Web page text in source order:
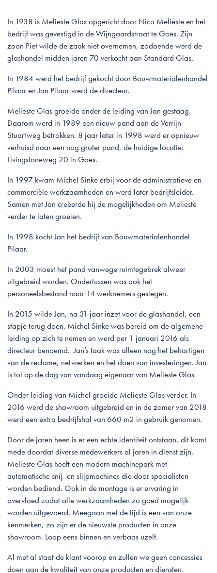
In 1938 is Melieste Glas opgericht door Nico Melieste en het
bedrijf was gevestigd in de Wijngaardstraat te Goes. Zijn
zoon Piet wilde de zaak niet overnemen, zodoende werd de
glashandel midden jaren 70 verkocht aan Standard Glas.
In 1984 werd het bedrijf gekocht door Bouwmaterialenhandel
Pilaar en Jan Pilaar werd de directeur.
Melieste Glas groeide onder de leiding van Jan gestaag.
Daarom werd in 1989 een nieuw pand aan de Verrijn
Stuartweg betrokken. 8 jaar later in 1998 werd er opnieuw
verhuisd naar een nog groter pand, de huidige locatie:
Livingstoneweg 20 in Goes.
In 1997 kwam Michel Sinke erbij voor de administratieve en
commerciële werkzaamheden en werd later bedrijfsleider.
Samen met Jan creëerde hij de mogelijkheden om Melieste
verder te laten groeien.
In 1998 kocht Jan het bedrijf van Bouwmaterialenhandel
Pilaar.
In 2003 moest het pand vanwege ruimtegebrek alweer
uitgebreid worden. Ondertussen was ook het
personeelsbestand naar 14 werknemers gestegen.
In 2015 wilde Jan, na 31 jaar inzet voor de glashandel, een
stapje terug doen. Michel Sinke was bereid om de algemene
leiding op zich te nemen en werd per 1 januari 2016 als
directeur benoemd. Jan’s taak was alleen nog het behartigen
van de reclame, netwerken en het doen van investeringen. Jan
is tot op de dag van vandaag eigenaar van Melieste Glas
Onder leiding van Michel groeide Melieste Glas verder. In
2016 werd de showroom uitgebreid en in de zomer van 2018
werd een extra bedrijfshal van 660 m2 in gebruik genomen.
Door de jaren heen is er een echte identiteit ontstaan, dit komt
mede doordat diverse medewerkers al jaren in dienst zijn.
Melieste Glas heeft een modern machinepark met
automatische snij- en slijpmachines die door specialisten
worden bediend. Ook in de montage is er ervaring in
overvloed zodat alle werkzaamheden zo goed mogelijk
worden uitgevoerd. Meegaan met de tijd is een van onze
kenmerken, zo zijn er de nieuwste producten in onze
showroom. Loop eens binnen en verbaas uzelf.
Al met al staat de klant voorop en zullen we geen concessies
doen aan de kwaliteit van onze producten en diensten.